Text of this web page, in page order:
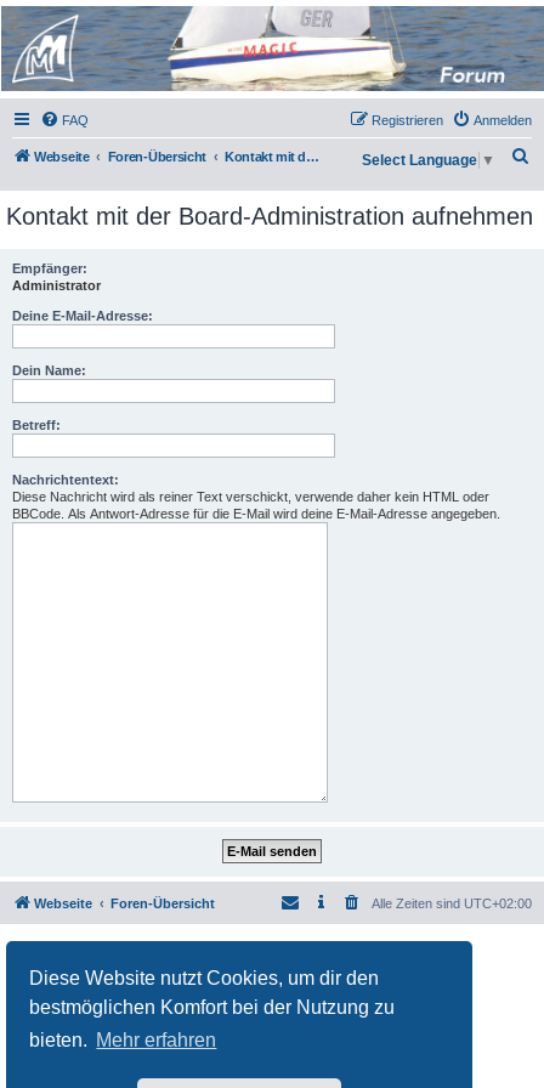
Diese Website nutzt Cookies, um dir den
bestmöglichen Komfort bei der Nutzung zu
bieten. Mehr erfahren
Micro Magic Forum
Deutschland
FAQ Anmelden
Registrieren
Webseite Foren-Übersicht Kontakt mit der Board-Administration aufnehmen
c
Select Language ▼
Kontakt mit der Board-Administration aufnehmen
Empfänger:
Administrator
Deine E-Mail-Adresse:
Dein Name:
Betreff:
Nachrichtentext:
Diese Nachricht wird als reiner Text verschickt, verwende daher kein HTML oder
BBCode. Als Antwort-Adresse für die E-Mail wird deine E-Mail-Adresse angegeben.
Webseite Foren-Übersicht Alle Zeiten sind UTC+02:00
Deutsche Übersetzung durchphpBB.de
Nutzungsbedingungen